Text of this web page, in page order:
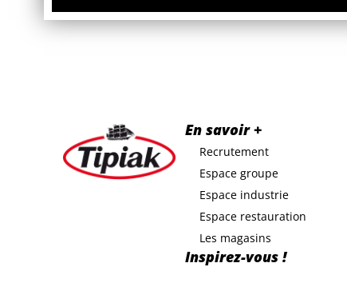
En savoir +
Recrutement
Espace groupe
Espace industrie
Espace restauration
Les magasins
Inspirez-vous !